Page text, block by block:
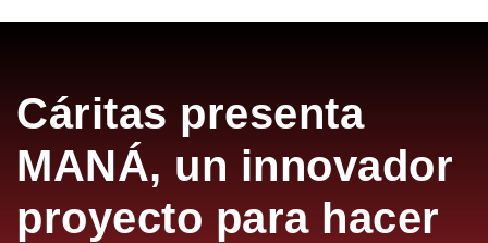
Cáritas presenta
MANÁ, un innovador
proyecto para hacer